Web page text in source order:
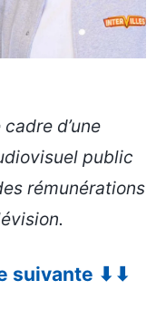
d’une
public
rémunérations
suivante ⬇⬇